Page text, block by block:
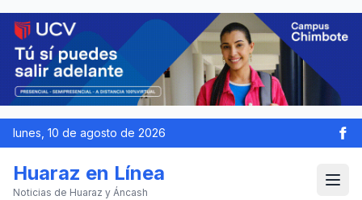
lunes, 10 de agosto de 2026
Huaraz en Línea
Noticias de Huaraz y Áncash